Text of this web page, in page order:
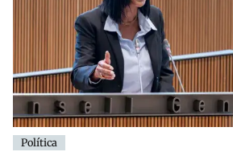
Política